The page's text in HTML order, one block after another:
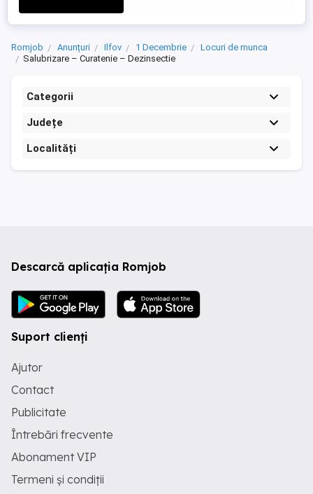
...
Romjob Anunțuri Ilfov 1 Decembrie
Locuri de munca
Salubrizare – Curatenie – Dezinsectie
Categorii
Județe
Localități
Descarcă aplicația Romjob
Suport clienți
Ajutor
Contact
Publicitate
Întrebări frecvente
Abonament VIP
Termeni și condiții